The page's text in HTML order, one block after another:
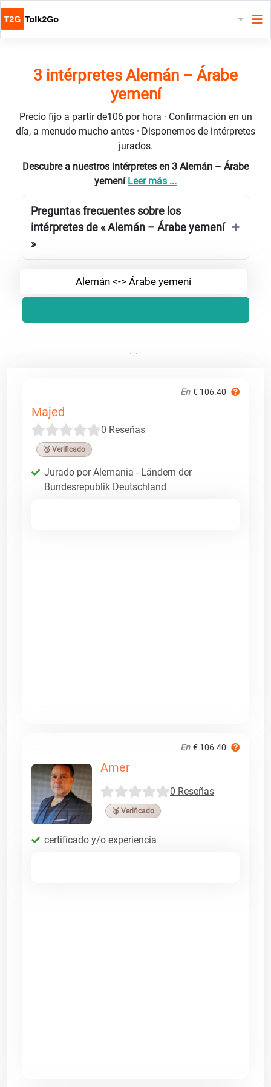
3 intérpretes Alemán – Árabe
yemení
Precio fijo a partir de106 por hora · Confirmación en un
día, a menudo mucho antes · Disponemos de intérpretes
jurados.
Descubre a nuestros intérpretes en 3 Alemán – Árabe
yemeníLeer más ...
Preguntas frecuentes sobre los
intérpretes de « Alemán – Árabe yemení
»
Alemán <-> Árabe yemení
En € 106.40
Majed
0 Reseñas
🥉 Verificado
Jurado por Alemania - Ländern der
Bundesrepublik Deutschland
En € 106.40
Amer
0 Reseñas
🥉 Verificado
certificado y/o experiencia